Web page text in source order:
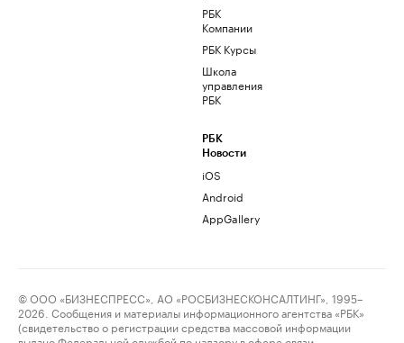
РБК
Компании
РБК Курсы
Школа
управления
РБК
РБК
Новости
iOS
Android
AppGallery
© ООО «БИЗНЕСПРЕСС», АО «РОСБИЗНЕСКОНСАЛТИНГ», 1995–
2026. Сообщения и материалы информационного агентства «РБК»
(свидетельство о регистрации средства массовой информации